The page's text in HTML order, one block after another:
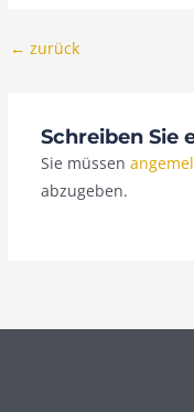
← zurück
Schreiben Sie
Sie müssen
abzugeben.